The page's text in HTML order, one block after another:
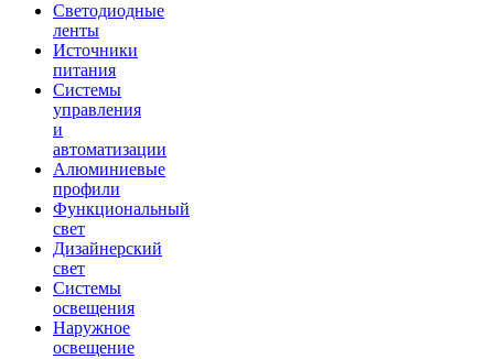
Светодиодные
ленты
Источники
питания
Системы
управления
и
автоматизации
Алюминиевые
профили
Функциональный
свет
Дизайнерский
свет
Системы
освещения
Наружное
освещение